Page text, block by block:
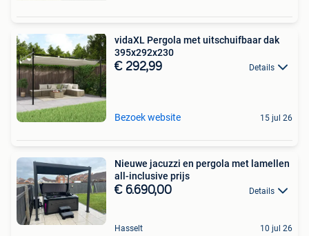
vidaXL Pergola met uitschuifbaar dak
395x292x230
€ 292,99 Details
Bezoek website 15 jul 26
Nieuwe jacuzzi en pergola met lamellen
all-inclusive prijs
€ 6.690,00 Details
Hasselt 10 jul 26